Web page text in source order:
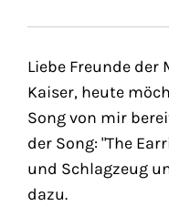
Liebe Freunde der
Kaiser, heute
Song von mir
der Song: "The
und Schlagzeug
dazu.